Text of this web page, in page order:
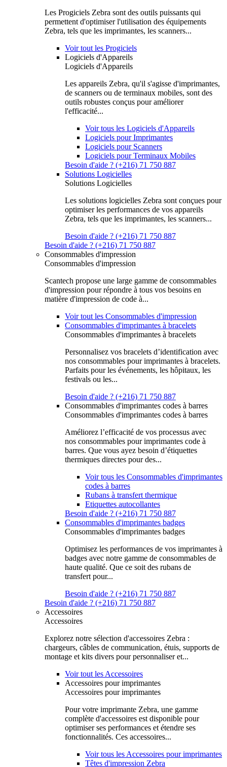
Les Progiciels Zebra sont des outils puissants qui
permettent d'optimiser l'utilisation des équipements
Zebra, tels que les imprimantes, les scanners...
Voir tout les Progiciels
Logiciels d'Appareils
Logiciels d'Appareils
Les appareils Zebra, qu'il s'agisse d'imprimantes,
de scanners ou de terminaux mobiles, sont des
outils robustes conçus pour améliorer
l'efficacité...
Voir tous les Logiciels d'Appareils
Logiciels pour Imprimantes
Logiciels pour Scanners
Logiciels pour Terminaux Mobiles
Besoin d'aide ? (+216) 71 750 887
Solutions Logicielles
Solutions Logicielles
Les solutions logicielles Zebra sont conçues pour
optimiser les performances de vos appareils
Zebra, tels que les imprimantes, les scanners...
Besoin d'aide ? (+216) 71 750 887
Besoin d'aide ? (+216) 71 750 887
Consommables d'impression
Consommables d'impression
Scantech propose une large gamme de consommables
d'impression pour répondre à tous vos besoins en
matière d'impression de code à...
Voir tout les Consommables d'impression
Consommables d'imprimantes à bracelets
Consommables d'imprimantes à bracelets
Personnalisez vos bracelets d’identification avec
nos consommables pour imprimantes à bracelets.
Parfaits pour les événements, les hôpitaux, les
festivals ou les...
Besoin d'aide ? (+216) 71 750 887
Consommables d'imprimantes codes à barres
Consommables d'imprimantes codes à barres
Améliorez l’efficacité de vos processus avec
nos consommables pour imprimantes code à
barres. Que vous ayez besoin d’étiquettes
thermiques directes pour des...
Voir tous les Consommables d'imprimantes
codes à barres
Rubans à transfert thermique
Etiquettes autocollantes
Besoin d'aide ? (+216) 71 750 887
Consommables d'imprimantes badges
Consommables d'imprimantes badges
Optimisez les performances de vos imprimantes à
badges avec notre gamme de consommables de
haute qualité. Que ce soit des rubans de
transfert pour...
Besoin d'aide ? (+216) 71 750 887
Besoin d'aide ? (+216) 71 750 887
Accessoires
Accessoires
Explorez notre sélection d'accessoires Zebra :
chargeurs, câbles de communication, étuis, supports de
montage et kits divers pour personnaliser et...
Voir tout les Accessoires
Accessoires pour imprimantes
Accessoires pour imprimantes
Pour votre imprimante Zebra, une gamme
complète d'accessoires est disponible pour
optimiser ses performances et étendre ses
fonctionnalités. Ces accessoires...
Voir tous les Accessoires pour imprimantes
Têtes d'impression Zebra